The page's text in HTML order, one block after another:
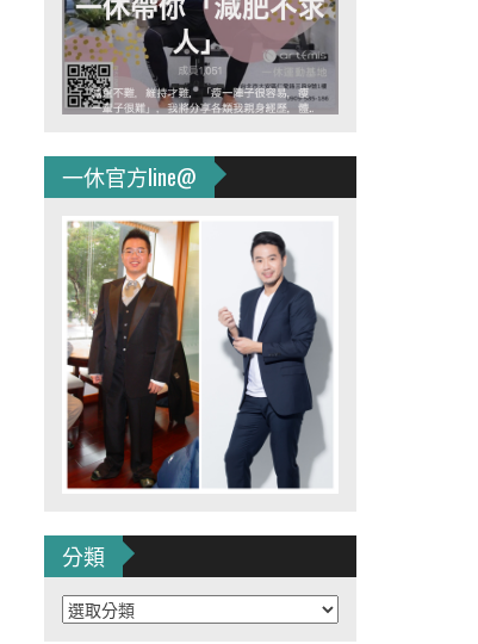
一休官方line@
分類
分
類